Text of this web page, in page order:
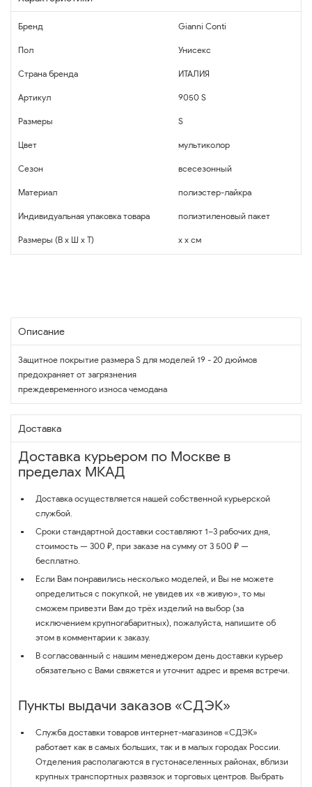
Бренд Gianni Conti
Пол Унисекс
Страна бренда ИТАЛИЯ
Артикул 9050 S
Размеры S
Цвет мультиколор
Сезон всесезонный
Материал полиэстер-лайкра
Индивидуальная упаковка товара полиэтиленовый пакет
Размеры (В x Ш x Т) x x см
Описание
Защитное покрытие размера S для моделей 19 - 20 дюймов
предохраняет от загрязнения
преждевременного износа чемодана
Доставка
Доставка курьером по Москве в
пределах МКАД
Доставка осуществляется нашей собственной курьерской
службой.
Сроки стандартной доставки составляют 1–3 рабочих дня,
стоимость — 300 ₽, при заказе на сумму от 3 500 ₽ —
бесплатно.
Если Вам понравились несколько моделей, и Вы не можете
определиться с покупкой, не увидев их «в живую», то мы
сможем привезти Вам до трёх изделий на выбор (за
исключением крупногабаритных), пожалуйста, напишите об
этом в комментарии к заказу.
В согласованный с нашим менеджером день доставки курьер
обязательно с Вами свяжется и уточнит адрес и время встречи.
Пункты выдачи заказов «СДЭК»
Служба доставки товаров интернет-магазинов «СДЭК»
работает как в самых больших, так и в малых городах России.
Отделения располагаются в густонаселенных районах, вблизи
крупных транспортных развязок и торговых центров. Выбрать